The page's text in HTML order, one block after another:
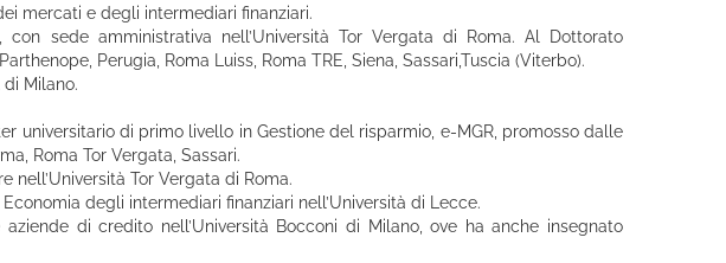
mercati e degli intermediari finanziari.
sede amministrativa nell’Università Tor Vergata di Roma. Al Dottorato
Perugia, Roma Luiss, Roma TRE, Siena, Sassari,Tuscia (Viterbo).
Milano.
universitario di primo livello in Gestione del risparmio, e-MGR, promosso dalle
Roma Tor Vergata, Sassari.
nell’Università Tor Vergata di Roma.
degli intermediari finanziari nell’Università di Lecce.
di credito nell’Università Bocconi di Milano, ove ha anche insegnato